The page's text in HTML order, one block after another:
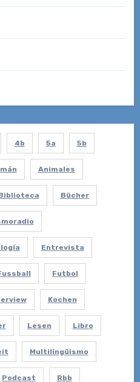
4b 5a 5b
Animales
Bücher
Entrevista
Futbol
Kochen
Lesen Libro
Multilingüismo
Podcast Rbb